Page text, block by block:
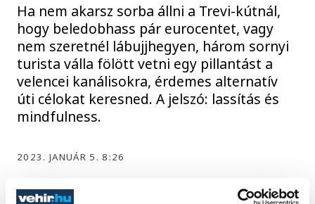
Ha nem akarsz sorba állni a Trevi-kútnál,
hogy beledobhass pár eurocentet, vagy
nem szeretnél lábujjhegyen, három sornyi
turista válla fölött vetni egy pillantást a
velencei kanálisokra, érdemes alternatív
úti célokat keresned. A jelszó: lassítás és
mindfulness.
2023. JANUÁR 5. 8:26